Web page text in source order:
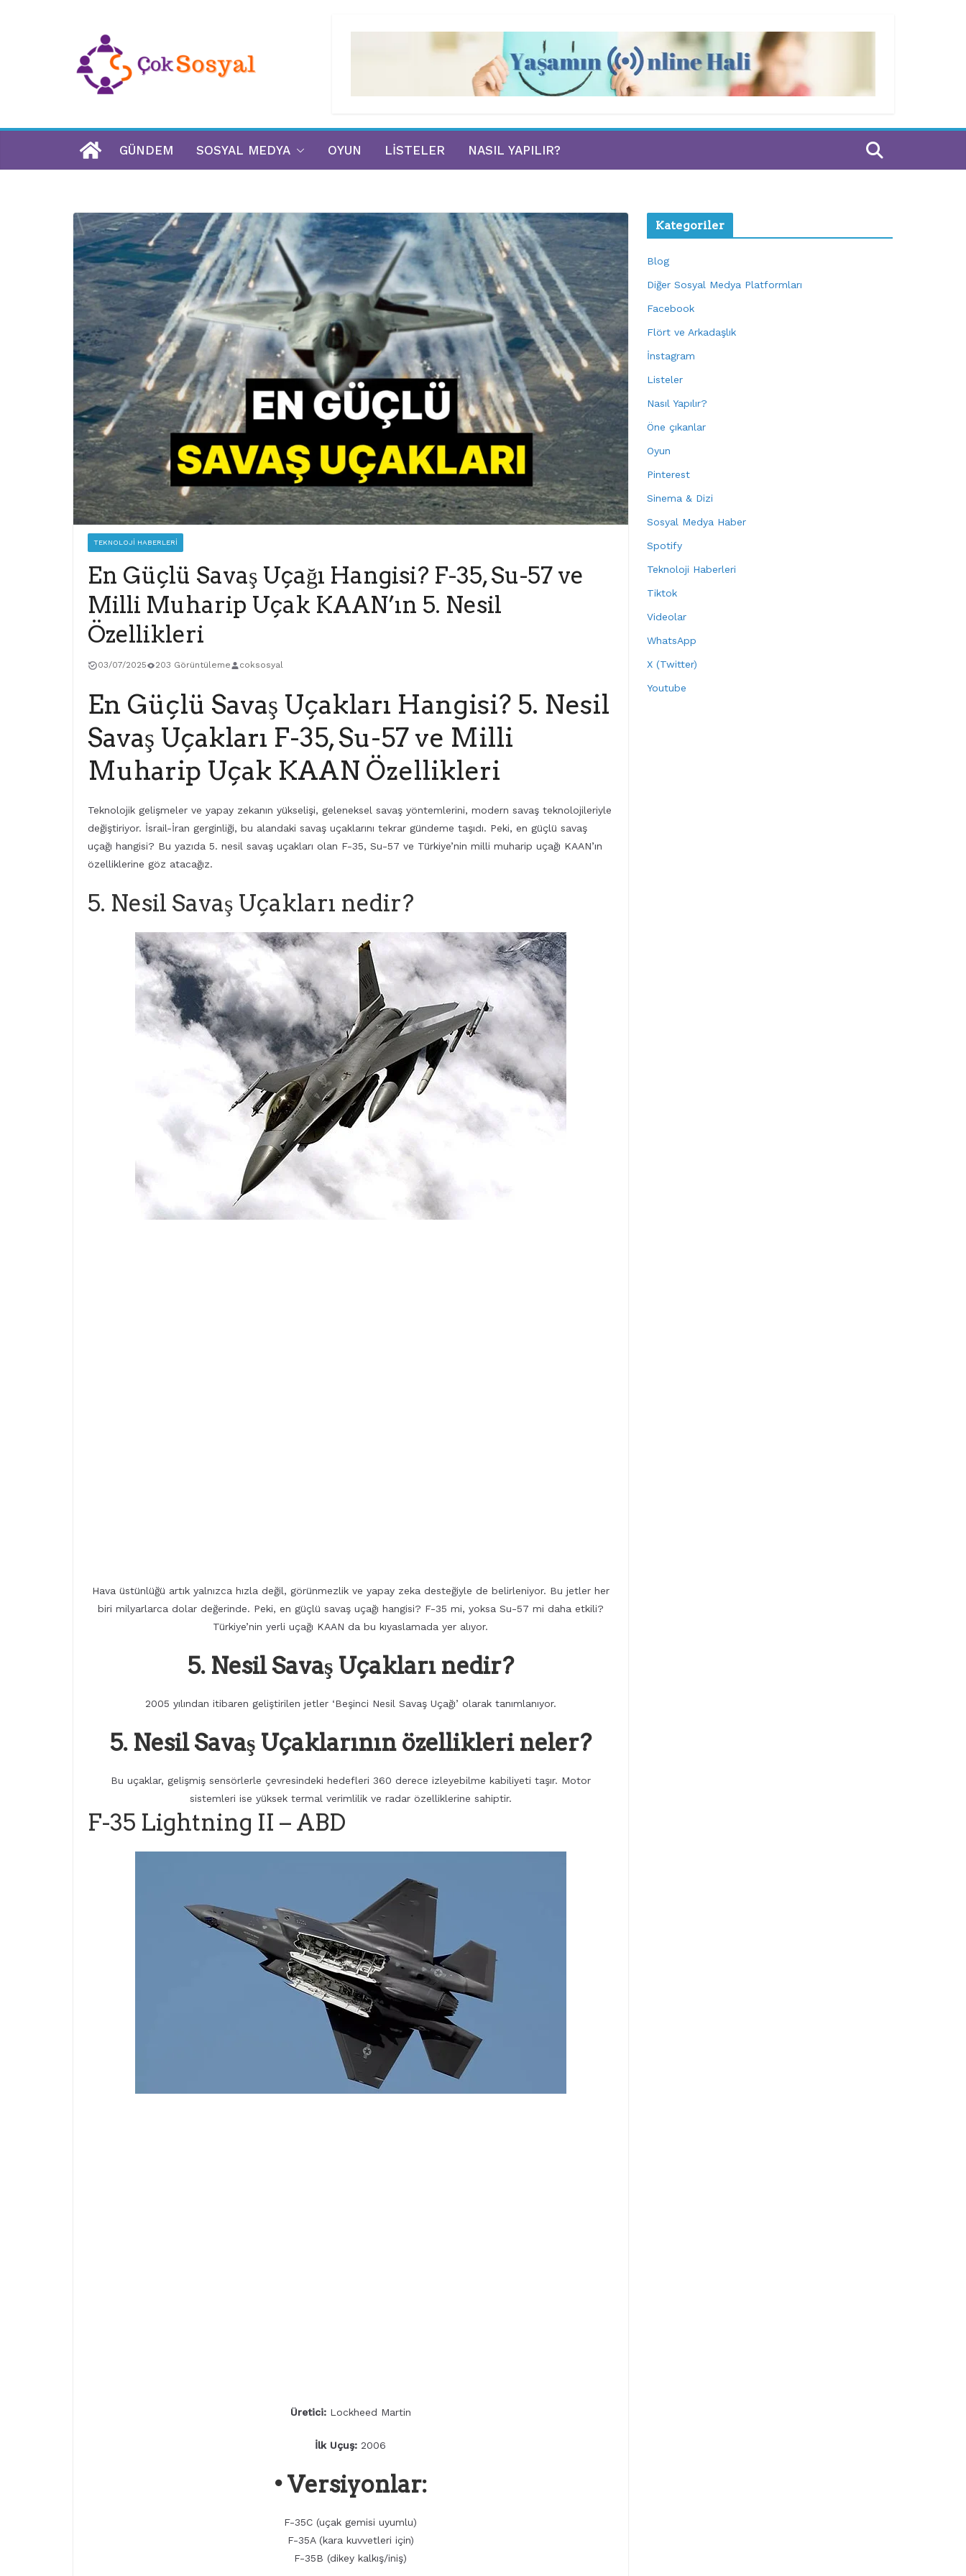
GÜNDEM SOSYAL MEDYA OYUN LISTELER NASIL YAPILIR?
TEKNOLOJI HABERLERI
En Güçlü Savaş Uçağı Hangisi? F-35, Su-57 ve
Milli Muharip Uçak KAAN’ın 5. Nesil
Özellikleri
03/07/2025 203 Görüntüleme coksosyal
En Güçlü Savaş Uçakları Hangisi? 5. Nesil
Savaş Uçakları F-35, Su-57 ve Milli
Muharip Uçak KAAN Özellikleri
Teknolojik gelişmeler ve yapay zekanın yükselişi, geleneksel savaş yöntemlerini, modern savaş teknolojileriyle
değiştiriyor. İsrail-İran gerginliği, bu alandaki savaş uçaklarını tekrar gündeme taşıdı. Peki, en güçlü savaş
uçağı hangisi? Bu yazıda 5. nesil savaş uçakları olan F-35, Su-57 ve Türkiye’nin milli muharip uçağı KAAN’ın
özelliklerine göz atacağız.
5. Nesil Savaş Uçakları nedir?
Hava üstünlüğü artık yalnızca hızla değil, görünmezlik ve yapay zeka desteğiyle de belirleniyor. Bu jetler her
biri milyarlarca dolar değerinde. Peki, en güçlü savaş uçağı hangisi? F-35 mi, yoksa Su-57 mi daha etkili?
Türkiye’nin yerli uçağı KAAN da bu kıyaslamada yer alıyor.
5. Nesil Savaş Uçakları nedir?
2005 yılından itibaren geliştirilen jetler ‘Beşinci Nesil Savaş Uçağı’ olarak tanımlanıyor.
5. Nesil Savaş Uçaklarının özellikleri neler?
Bu uçaklar, gelişmiş sensörlerle çevresindeki hedefleri 360 derece izleyebilme kabiliyeti taşır. Motor
sistemleri ise yüksek termal verimlilik ve radar özelliklerine sahiptir.
F-35 Lightning II – ABD
Üretici: Lockheed Martin
İlk Uçuş:2006
• Versiyonlar:
F-35C (uçak gemisi uyumlu)
F-35A (kara kuvvetleri için)
F-35B (dikey kalkış/iniş)
Kategoriler
Blog
Diğer Sosyal Medya Platformları
Facebook
Flört ve Arkadaşlık
İnstagram
Listeler
Nasıl Yapılır?
Öne çıkanlar
Oyun
Pinterest
Sinema & Dizi
Sosyal Medya Haber
Spotify
Teknoloji Haberleri
Tiktok
Videolar
WhatsApp
X (Twitter)
Youtube